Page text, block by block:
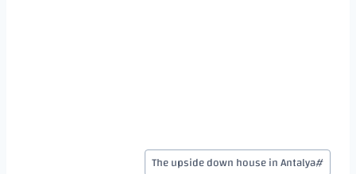
#
The upside down house in Antalya